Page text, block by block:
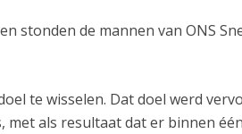
stonden de mannen van ONS
te wisselen. Dat doel werd
als resultaat dat er binnen